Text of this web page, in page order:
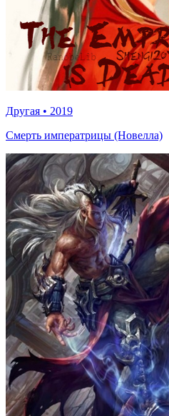
Другая • 2019
Смерть императрицы (Новелла)